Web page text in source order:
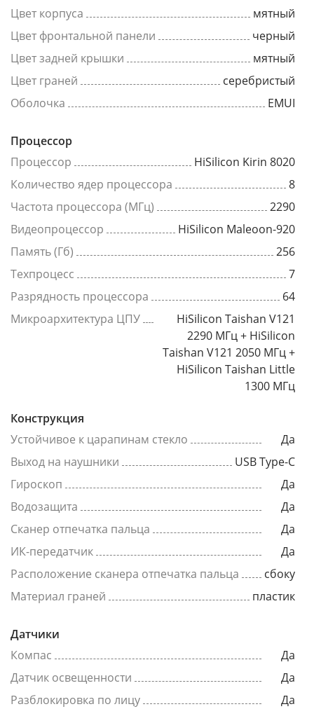
Цвет корпуса
мятный
Цвет фронтальной панели
черный
Цвет задней крышки
мятный
Цвет граней
серебристый
Оболочка
EMUI
Процессор
Процессор
HiSilicon Kirin 8020
Количество ядер процессора
8
Частота процессора (МГц)
2290
Видеопроцессор
HiSilicon Maleoon-920
Память (Гб)
256
Техпроцесс
7
Разрядность процессора
64
Микроархитектура ЦПУ
HiSilicon Taishan V121
2290 МГц + HiSilicon
Taishan V121 2050 МГц +
HiSilicon Taishan Little
1300 МГц
Конструкция
Устойчивое к царапинам стекло
Да
Выход на наушники
USB Type-C
Гироскоп
Да
Водозащита
Да
Сканер отпечатка пальца
Да
ИК-передатчик
Да
Расположение сканера отпечатка пальца
сбоку
Материал граней
пластик
Датчики
Компас
Да
Датчик освещенности
Да
Разблокировка по лицу
Да